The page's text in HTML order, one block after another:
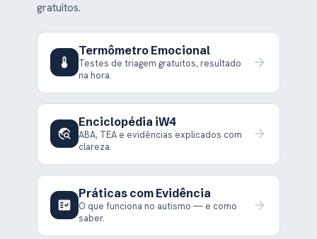
gratuitos.
device_thermostat
Termômetro Emocional
Testes de triagem gratuitos, resultado
na hora.
arrow_forward
travel_explore
Enciclopédia iW4
ABA, TEA e evidências explicados com
clareza.
arrow_forward
fact_check
Práticas com Evidência
O que funciona no autismo — e como
saber.
arrow_forward